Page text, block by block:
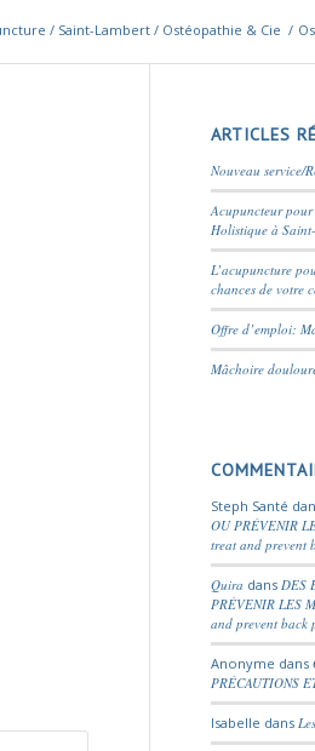
/ Saint-Lambert / Ostéopathie & Cie /
ARTICLES
Nouveau service/
Acupuncteur
Holistique à
L’acupuncture
chances de votre
Offre d’emploi:
Mâchoire
Steph Santé
OU PRÉVENIR
treat and prevent
Quira dans DES
PRÉVENIR LES
and prevent back
Anonyme dans
PRÉCAUTIONS
Isabelle dans